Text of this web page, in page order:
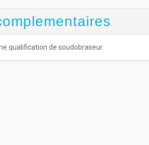
qualification de soudobraseur.